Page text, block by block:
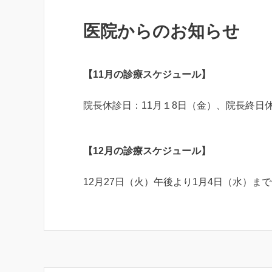
医院からのお知らせ
【11月の診療スケジュール】
院長休診日：11月１8日（金）、 院長終日
【12月の診療スケジュール】
12月27日（火）午後より1月4日（水）まで